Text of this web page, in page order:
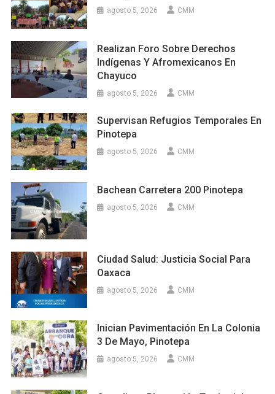
agosto 5, 2026 CMM
Realizan Foro Sobre Derechos
Indígenas Y Afromexicanos En
Chayuco
agosto 5, 2026 CMM
Supervisan Refugios Temporales En
Pinotepa
agosto 5, 2026 CMM
Bachean Carretera 200 Pinotepa
agosto 5, 2026 CMM
Ciudad Salud: Justicia Social Para
Oaxaca
agosto 5, 2026 CMM
Inician Pavimentación En La Colonia
3 De Mayo, Pinotepa
agosto 5, 2026 CMM